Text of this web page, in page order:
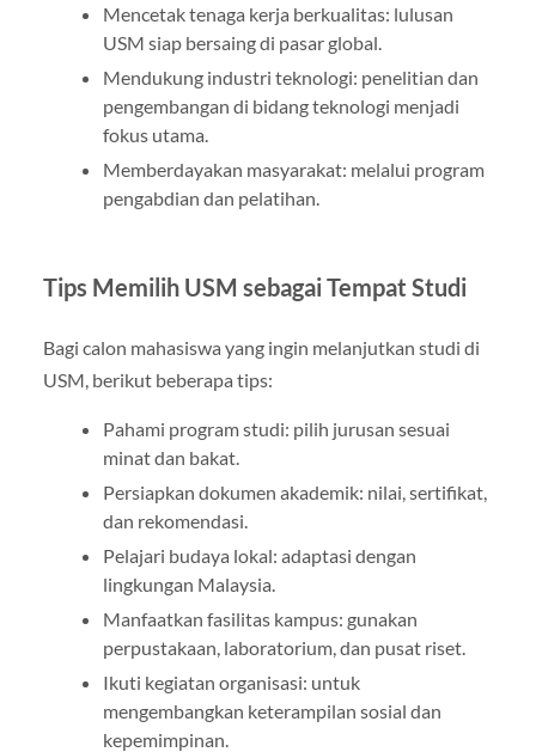
Mencetak tenaga kerja berkualitas: lulusan
USM siap bersaing di pasar global.
Mendukung industri teknologi: penelitian dan
pengembangan di bidang teknologi menjadi
fokus utama.
Memberdayakan masyarakat: melalui program
pengabdian dan pelatihan.
Tips Memilih USM sebagai Tempat Studi
Bagi calon mahasiswa yang ingin melanjutkan studi di
USM, berikut beberapa tips:
Pahami program studi: pilih jurusan sesuai
minat dan bakat.
Persiapkan dokumen akademik: nilai, sertifikat,
dan rekomendasi.
Pelajari budaya lokal: adaptasi dengan
lingkungan Malaysia.
Manfaatkan fasilitas kampus: gunakan
perpustakaan, laboratorium, dan pusat riset.
Ikuti kegiatan organisasi: untuk
mengembangkan keterampilan sosial dan
kepemimpinan.